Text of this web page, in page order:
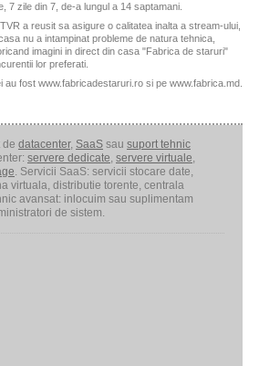
7 zile din 7, de-a lungul a 14 saptamani.
a reusit sa asigure o calitatea inalta a stream-ului,
nu a intampinat probleme de natura tehnica,
imagini in direct din casa "Fabrica de staruri"
lor preferati.
au fost www.fabricadestaruri.ro si pe www.fabrica.md.
de datacenter, SaaS sau suport tehnic
servere dedicate, servere virtuale,
. Servicii SaaS: servicii stocare date,
virtuala, distributie torente, centrala
avansat: inlocuim sau suplimentam
de sistem.